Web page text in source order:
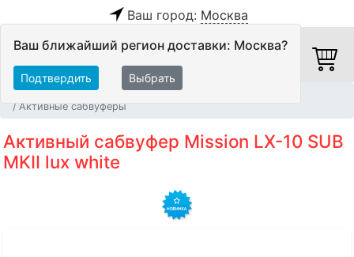
Ваш город: Москва
Ваш ближайший регион доставки: Москва?
Подтвердить Выбрать
Активные сабвуферы
Активный сабвуфер Mission LX-10 SUB
MKII lux white